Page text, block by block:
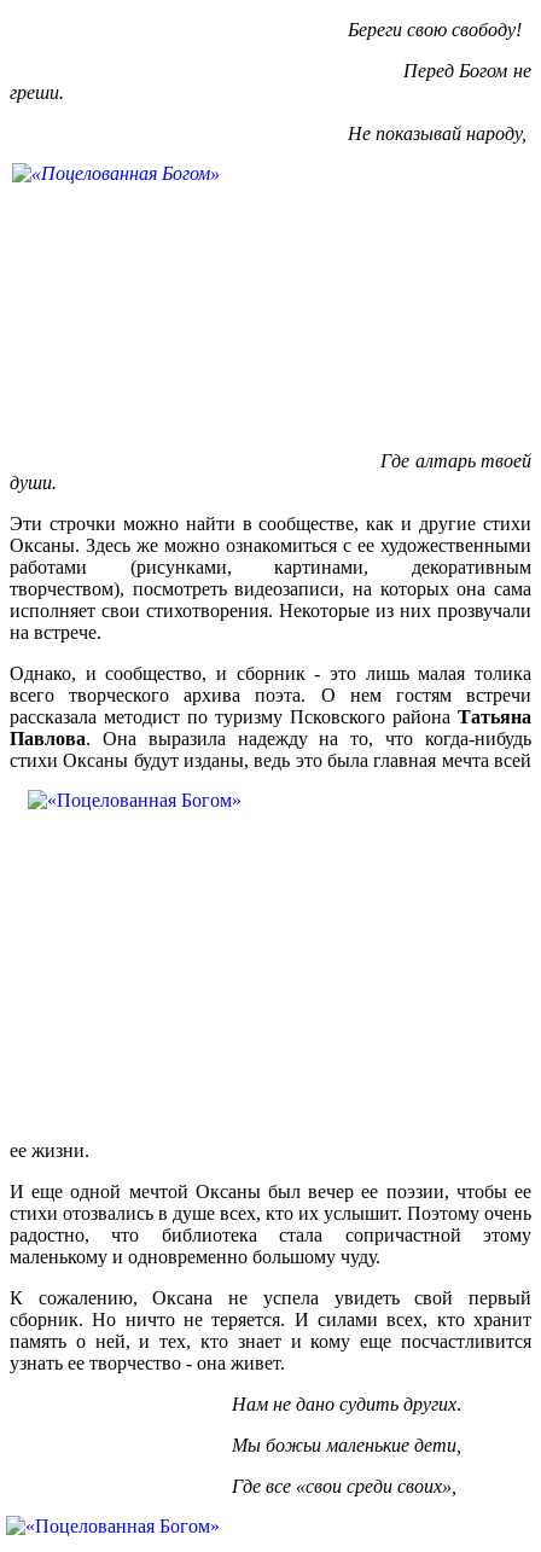
Береги свою свободу!
Перед Богом не
греши.
Не показывай народу,
Где алтарь твоей
души.
Эти строчки можно найти в сообществе, как и другие стихи
Оксаны. Здесь же можно ознакомиться с ее художественными
работами (рисунками, картинами, декоративным
творчеством), посмотреть видеозаписи, на которых она сама
исполняет свои стихотворения. Некоторые из них прозвучали
на встрече.
Однако, и сообщество, и сборник - это лишь малая толика
всего творческого архива поэта. О нем гостям встречи
рассказала методист по туризму Псковского района Татьяна
Павлова. Она выразила надежду на то, что когда-нибудь
стихи Оксаны будут изданы, ведь это была главная мечта всей
ее жизни.
И еще одной мечтой Оксаны был вечер ее поэзии, чтобы ее
стихи отозвались в душе всех, кто их услышит. Поэтому очень
радостно, что библиотека стала сопричастной этому
маленькому и одновременно большому чуду.
К сожалению, Оксана не успела увидеть свой первый
сборник. Но ничто не теряется. И силами всех, кто хранит
память о ней, и тех, кто знает и кому еще посчастливится
узнать ее творчество - она живет.
Нам не дано судить других.
Мы божьи маленькие дети,
Где все «свои среди своих»,